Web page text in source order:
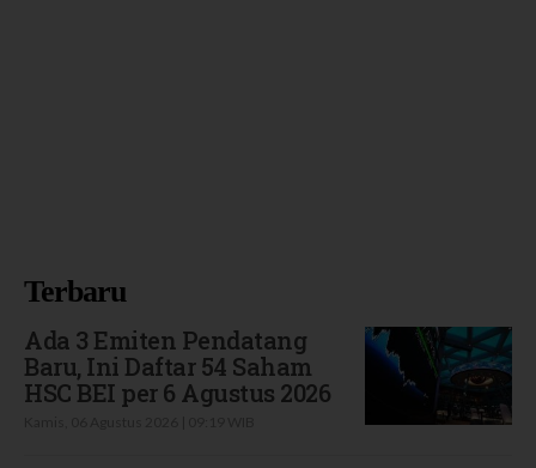
Terbaru
Ada 3 Emiten Pendatang
Baru, Ini Daftar 54 Saham
HSC BEI per 6 Agustus 2026